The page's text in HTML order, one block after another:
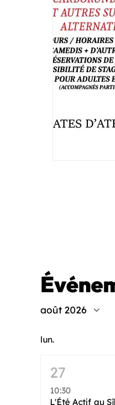
août 2026
lun.
27
10:30